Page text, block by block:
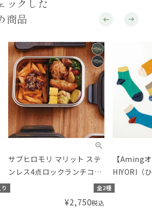
ックした
商品
ステ
コン
【Amingオリジナル】
HIYORI（ひより） 綿混紳士
ストライプロークル
¥1,100
返